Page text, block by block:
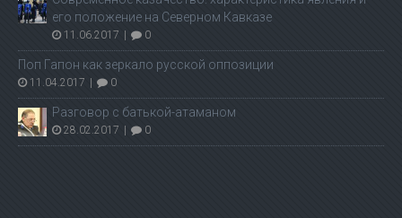
его положение на Северном Кавказе
11.06.2017 | 0
Поп Гапон как зеркало русской оппозиции
11.04.2017 | 0
Разговор с батькой-атаманом
28.02.2017 | 0